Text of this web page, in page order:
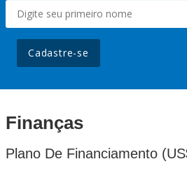
Cadastre-se
Finanças
Plano De Financiamento